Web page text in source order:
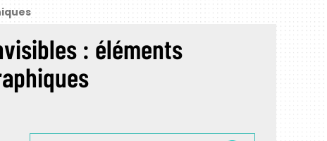
: éléments